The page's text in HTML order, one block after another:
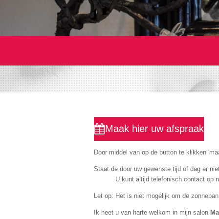
Maak hier uw afspraak
Door middel van op de button te klikken
Staat de door uw
U kunt altijd telefonisch contact op
Let op: Het is niet mogelijk om de
Ik heet u van harte welkom in mijn salon